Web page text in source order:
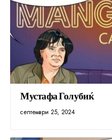
Мустафа Голубиќ
септември 25, 2024